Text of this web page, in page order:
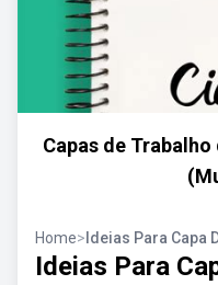
Capas de
Home> Ideias Para Capa
Ideias Para